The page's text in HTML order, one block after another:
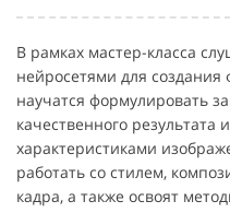
В рамках мастер-класса
нейросетями для создания
научатся формулировать
качественного
характеристиками
работать со стилем,
кадра, а также освоят